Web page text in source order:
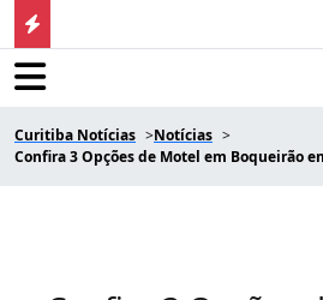
Curitiba Notícias
Notícias
Confira 3 Opções de Motel em Boqueirão